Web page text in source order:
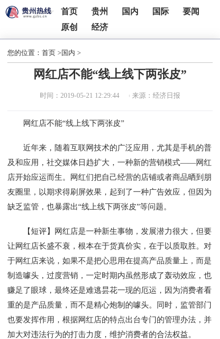
首页 贵州 国内 国际
要闻
原创
经济
您的位置： 首页 > 国内 >
网红店不能“线上线下两张皮”
时间：2019-05-21 12:29:44 来源：经济日报
网红店不能“线上线下两张皮”
近年来，随着互联网技术的广泛应用，尤其是手机的普
及和应用，社交媒体日趋扩大，一种新的营销模式——网红
店开始应运而生。网红们把自己经营的店铺或者商品晒到朋
友圈里，以期求得刷屏效果，起到了一种广告效应，但因为
缺乏监管，也暴露出“线上线下两张皮”等问题。
【短评】网红店是一种新生事物，发展潜力很大，但要
让网红店长盛不衰，根本在于货真价实，在于以质取胜。对
于网红店来说，如果不是把心思用在提高产品质量上，而是
制造噱头，过度营销，一定时期内虽然形成了轰动效应，也
赚足了眼球，最终还是难逃昙花一现的厄运，因为消费者看
重的是产品质量，而不是精心炮制的噱头。同时，监管部门
也要发挥作用，根据网红店的特点出台专门的管理办法，并
加大对违法行为的打击力度，维护消费者的合法权益。